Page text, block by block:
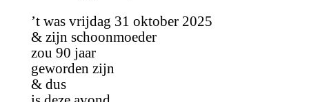
’t was vrijdag 31 oktober 2025
& zijn schoonmoeder
zou 90 jaar
geworden zijn
& dus